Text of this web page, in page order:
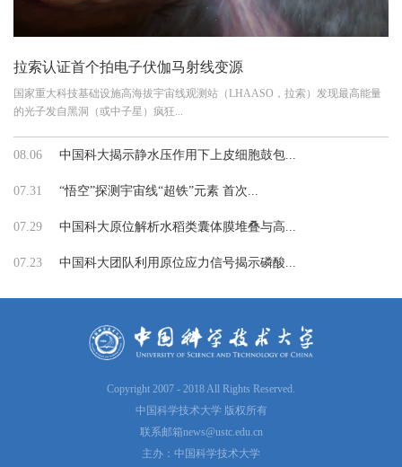
拉索认证首个拍电子伏伽马射线变源
国家重大科技基础设施高海拔宇宙线观测站（LHAASO，拉索）发现最高能量
的光子发自黑洞（或中子星）疯狂...
08.06 中国科大揭示静水压作用下上皮细胞鼓包...
07.31 “悟空”探测宇宙线“超铁”元素 首次...
07.29 中国科大原位解析水稻类囊体膜堆叠与高...
07.23 中国科大团队利用原位应力信号揭示磷酸...
Copyright 2007 - 2018 All Rights Reserved.
中国科学技术大学 版权所有
联系邮箱news@ustc.edu.cn
主办：中国科学技术大学